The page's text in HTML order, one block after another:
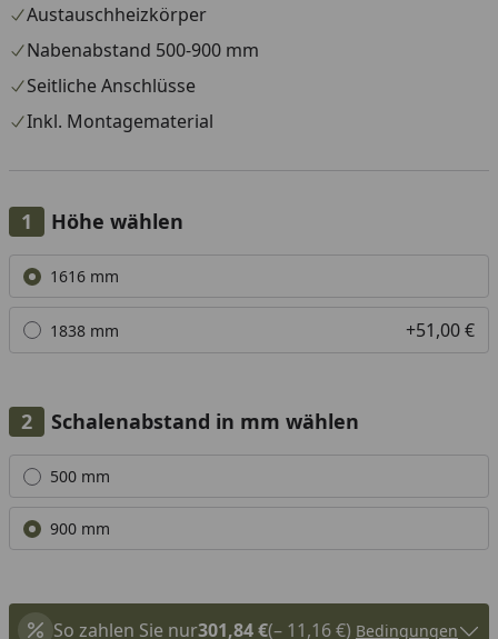
Austauschheizkörper
Nabenabstand 500-900 mm
Seitliche Anschlüsse
Inkl. Montagematerial
Höhe wählen
Alle anzeigen (2)
1616 mm
1838 mm +51,00 €
Schalenabstand in mm wählen
Alle anzeigen (2)
500 mm
900 mm
So zahlen Sie nur301,84 €(– 11,16 €) Bedingungen